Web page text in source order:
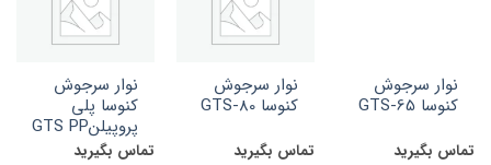
نوار سرجوش
کنوسا GTS-65
تماس بگیرید
نوار سرجوش
کنوسا GTS-80
تماس بگیرید
نوار سرجوش
کنوسا پلی
پروپیلنGTS PP
تماس بگیرید